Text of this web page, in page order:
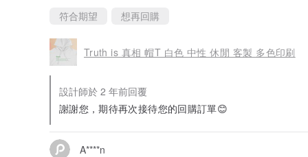
符合期望 想再回購
Truth is 真相 帽T 白色 中性 休閒 客製 多色印刷
設計師於 2 年前回覆
謝謝您，期待再次接待您的回購訂單😊
A****n